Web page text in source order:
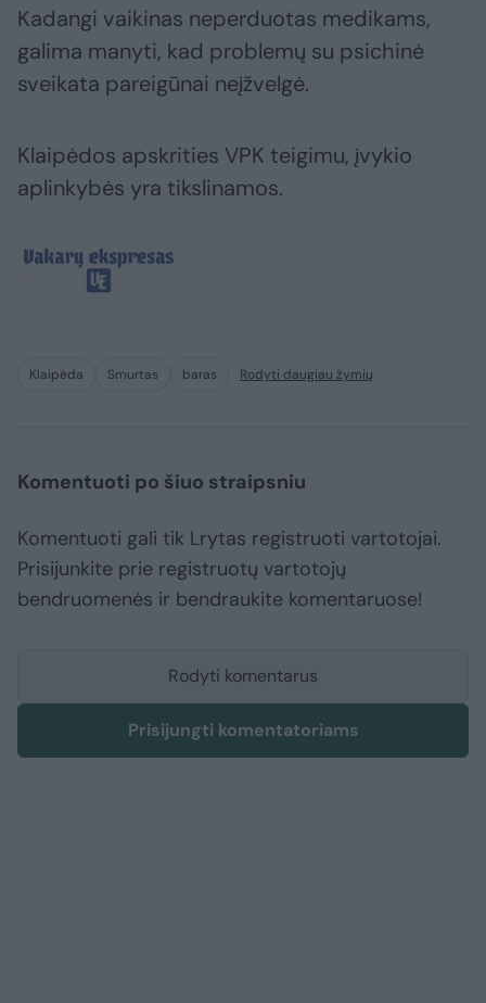
Kadangi vaikinas neperduotas medikams,
galima manyti, kad problemų su psichinė
sveikata pareigūnai neįžvelgė.
Klaipėdos apskrities VPK teigimu, įvykio
aplinkybės yra tikslinamos.
Klaipėda Smurtas baras Rodyti daugiau žymių
Komentuoti po šiuo straipsniu
Komentuoti gali tik Lrytas registruoti vartotojai.
Prisijunkite prie registruotų vartotojų
bendruomenės ir bendraukite komentaruose!
Rodyti komentarus
Prisijungti komentatoriams